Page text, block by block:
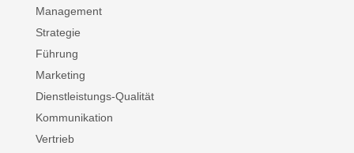
Management
Strategie
Führung
Marketing
Dienstleistungs-Qualität
Kommunikation
Vertrieb